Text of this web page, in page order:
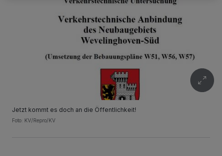
Jetzt kommt es doch an die Öffentlichkeit!
Foto: KV/Repro/KV